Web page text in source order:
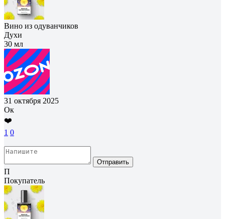
Вино из одуванчиков
Духи
30 мл
31 октября 2025
Ок
❤️
1 0
Отправить
П
Покупатель